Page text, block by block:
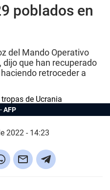
poblados en
del Mando Operativo
dijo que han recuperado
retroceder a
AFP
2022 - 14:23